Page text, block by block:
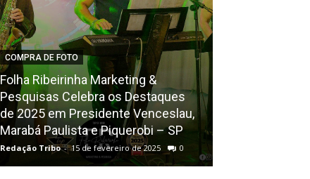
COMPRA DE FOTO
Folha Ribeirinha Marketing &
Pesquisas Celebra os Destaques
de 2025 em Presidente Venceslau,
Marabá Paulista e Piquerobi – SP
Redação Tribo - 15 de fevereiro de 2025 0